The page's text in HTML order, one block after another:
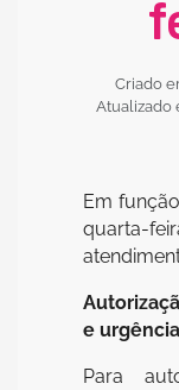
Criado
Atualizado
Em
quarta-
e urgência
Para